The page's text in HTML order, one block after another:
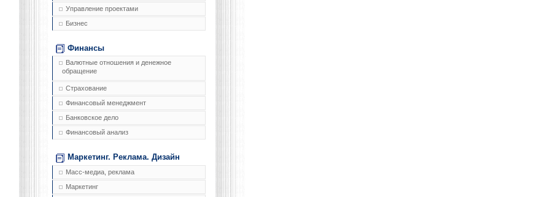
Управление проектами
Бизнес
Финансы
Валютные отношения и денежное
обращение
Страхование
Финансовый менеджмент
Банковское дело
Финансовый анализ
Маркетинг. Реклама. Дизайн
Масс-медиа, реклама
Маркетинг